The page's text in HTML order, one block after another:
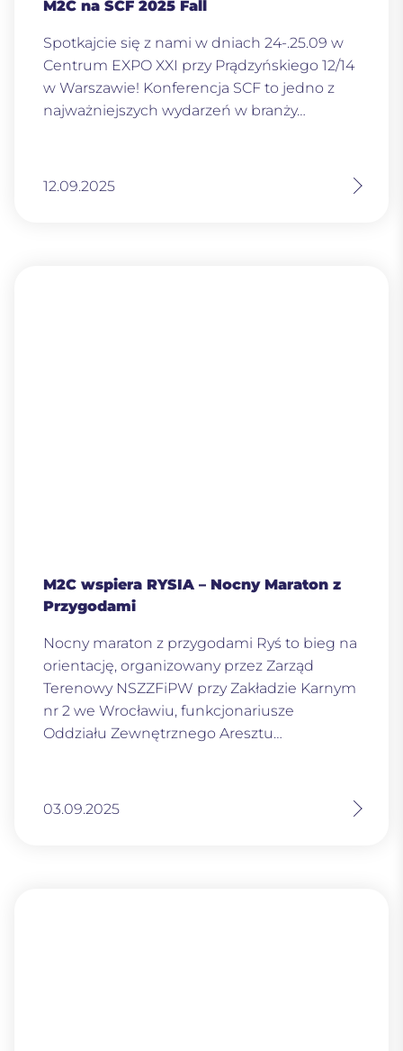
M2C na SCF 2025 Fall
Spotkajcie się z nami w dniach 24-.25.09 w
Centrum EXPO XXI przy Prądzyńskiego 12/14
w Warszawie! Konferencja SCF to jedno z
najważniejszych wydarzeń w branży…
12.09.2025
M2C wspiera RYSIA – Nocny Maraton z
Przygodami
Nocny maraton z przygodami Ryś to bieg na
orientację, organizowany przez Zarząd
Terenowy NSZZFiPW przy Zakładzie Karnym
nr 2 we Wrocławiu, funkcjonariusze
Oddziału Zewnętrznego Aresztu…
03.09.2025